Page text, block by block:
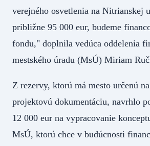
verejného osvetlenia na Nitrianskej
približne 95 000 eur, budeme
fondu," doplnila vedúca oddelenia
mestského úradu (MsÚ) Miriam
Z rezervy, ktorú má mesto určenú
projektovú dokumentáciu, navrhlo
12 000 eur na vypracovanie
MsÚ, ktorú chce v budúcnosti